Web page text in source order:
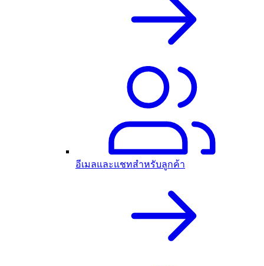
อีเมลและแชทสำหรับลูกค้า